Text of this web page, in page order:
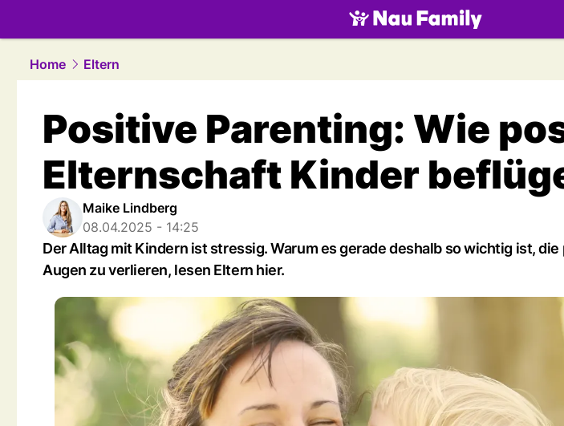
family.NAU.ch
Home
Eltern
Positive Parenting: Wie
Elternschaft Kinder
Maike Lindberg
08.04.2025 - 14:25
Der Alltag mit Kindern ist stressig. Warum es gerade deshalb so wichtig ist,
Augen zu verlieren, lesen Eltern hier.